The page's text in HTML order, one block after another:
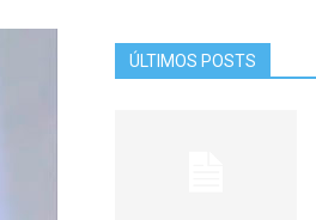
ÚLTIMOS POSTS